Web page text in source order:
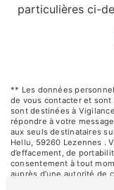
particulières ci-
** Les données
de vous contacter et
sont destinées à
répondre à votre
aux seuls destinataires
Hellu, 59260 Lezennes .
d’effacement, de
consentement à tout
auprès d’une autorité de
données post-mortem.